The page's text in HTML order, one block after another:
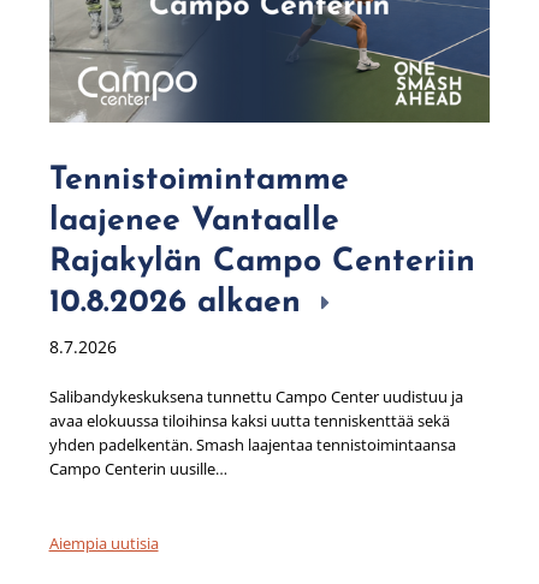
Tennistoimintamme
laajenee Vantaalle
Rajakylän Campo Centeriin
10.8.2026 alkaen
8.7.2026
Salibandykeskuksena tunnettu Campo Center uudistuu ja
avaa elokuussa tiloihinsa kaksi uutta tenniskenttää sekä
yhden padelkentän. Smash laajentaa tennistoimintaansa
Campo Centerin uusille…
Aiempia uutisia